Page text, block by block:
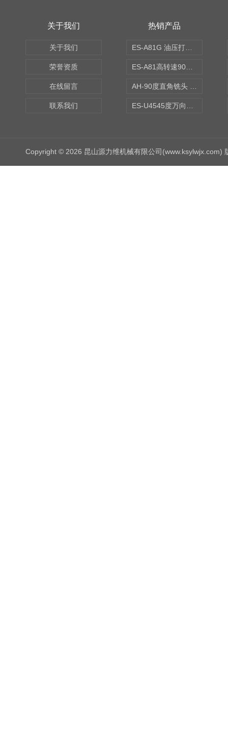
关于我们
关于我们
荣誉资质
在线留言
联系我们
热销产品
Copyright © 2026 昆山源力维机械有限公司(www.ksylwjx.com)